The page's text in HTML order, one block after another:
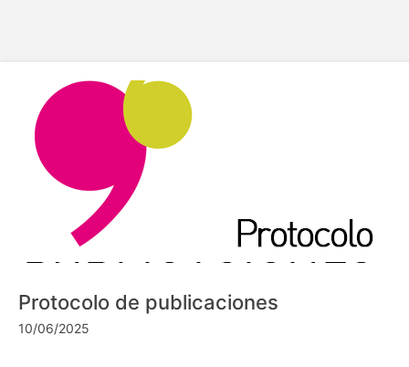
Protocolo de publicaciones
10/06/2025